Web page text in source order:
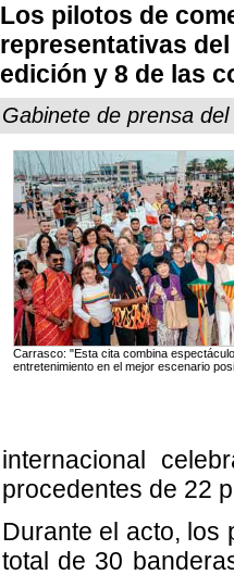
Los pilotos de
representativas
edición y 8 de las
Gabinete de prensa
Carrasco: "Esta cita combina
entretenimiento en el mejor escenario
internacional
procedentes de 22
Durante el acto, los
total de 30